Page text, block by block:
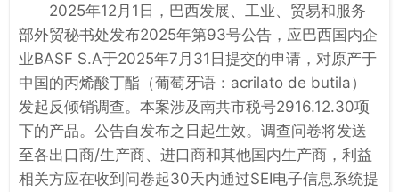
2025年12月1日，巴西发展、工业、贸易和服务
部外贸秘书处发布2025年第93号公告，应巴西国内企
业BASF S.A于2025年7月31日提交的申请，对原产于
中国的丙烯酸丁酯（葡萄牙语：acrilato de butila）
发起反倾销调查。本案涉及南共市税号2916.12.30项
下的产品。公告自发布之日起生效。调查问卷将发送
至各出口商/生产商、进口商和其他国内生产商，利益
相关方应在收到问卷起30天内通过SEI电子信息系统提